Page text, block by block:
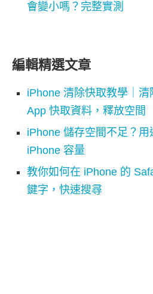
會變小嗎？完整實測
編輯精選文章
iPhone 清除快取教學｜清
App 快取資料，釋放空間
iPhone 儲存空間不足？
iPhone 容量
教你如何在 iPhone 的
鍵字，快速搜尋